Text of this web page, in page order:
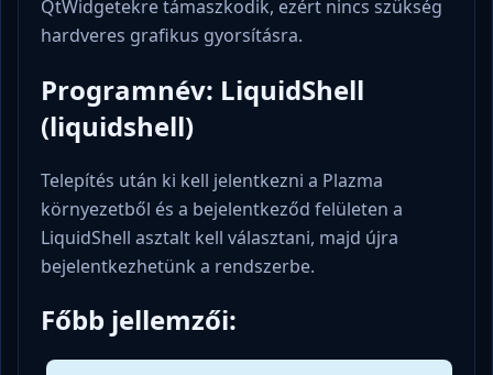
QtWidgetekre támaszkodik, ezért nincs szükség
hardveres grafikus gyorsításra.
Programnév: LiquidShell
(liquidshell)
Telepítés után ki kell jelentkezni a Plazma
környezetből és a bejelentkeződ felületen a
LiquidShell asztalt kell választani, majd újra
bejelentkezhetünk a rendszerbe.
Főbb jellemzői: